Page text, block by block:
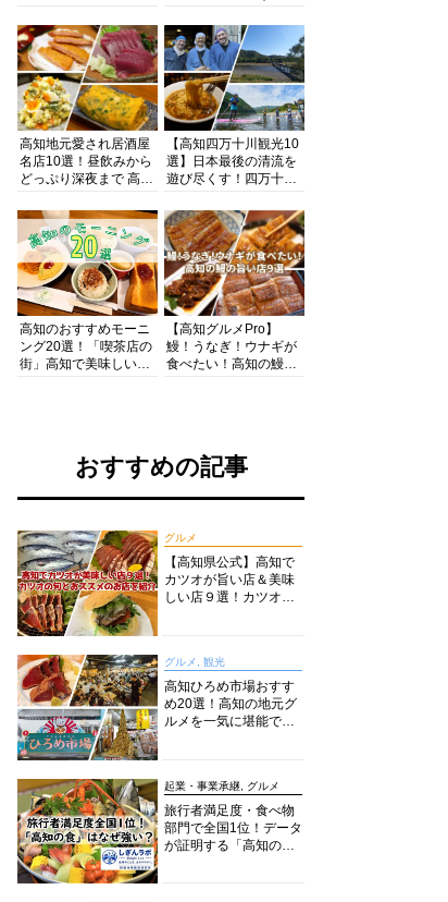
厳選
まで完全網羅！
高知地元愛され居酒屋
名店10選！昼飲みから
どっぷり深夜まで 高知
知グルメPro】
【高知四万十川観光10
選】日本最後の清流を
遊び尽くす！四万十川
を網羅したおすすめガ
イド
高知のおすすめモーニ
ング20選！「喫茶店の
街」高知で美味しい喫
【高知グルメPro】
鰻！うなぎ！ウナギが
食べたい！高知の鰻の
おすすめの記事
グルメ
【高知県公式】高知で
カツオが旨い店＆美味
しい店９選！カツオの
グルメ, 観光
高知ひろめ市場おすす
め20選！高知の地元グ
ルメを一気に堪能でき
起業・事業承継, グルメ
旅行者満足度・食べ物
部門で全国1位！データ
が証明する「高知の